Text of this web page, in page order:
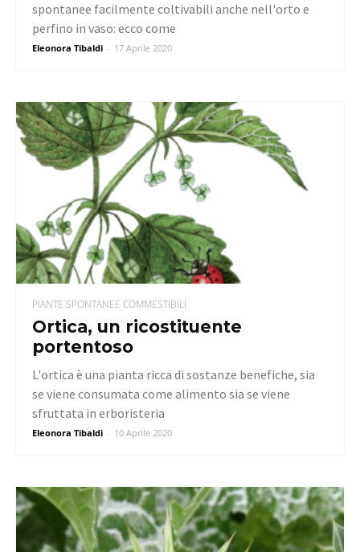
Eleonora Tibaldi - 17 Aprile 2020
spontanee facilmente coltivabili anche nell'orto e
perfino in vaso: ecco come
PIANTE SPONTANEE COMMESTIBILI
Ortica, un ricostituente
portentoso
Eleonora Tibaldi - 10 Aprile 2020
L'ortica è una pianta ricca di sostanze benefiche, sia
se viene consumata come alimento sia se viene
sfruttata in erboristeria